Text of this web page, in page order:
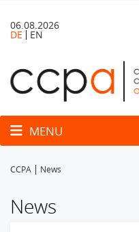
DE EN
06.08.2026
Toggle navigation
MENU
CCPA News
News